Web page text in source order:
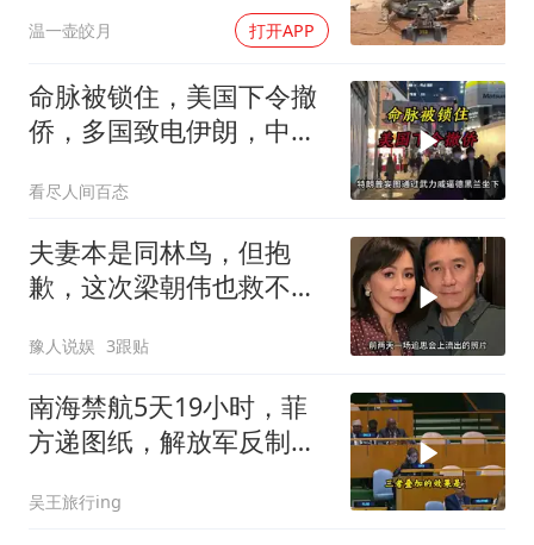
温一壶皎月 打开APP
命脉被锁住，美国下令撤
侨，多国致电伊朗，中国
看尽人间百态
夫妻本是同林鸟，但抱
歉，这次梁朝伟也救不了
豫人说娱 3跟贴
南海禁航5天19小时，菲
方递图纸，解放军反制组
吴王旅行ing